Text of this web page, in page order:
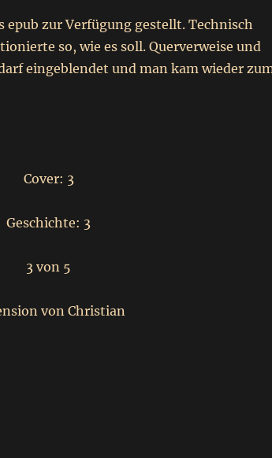
epub zur Verfügung gestellt. Technisch
so, wie es soll. Querverweise und
eingeblendet und man kam wieder
Cover: 3
Geschichte: 3
3 von 5
von Christian